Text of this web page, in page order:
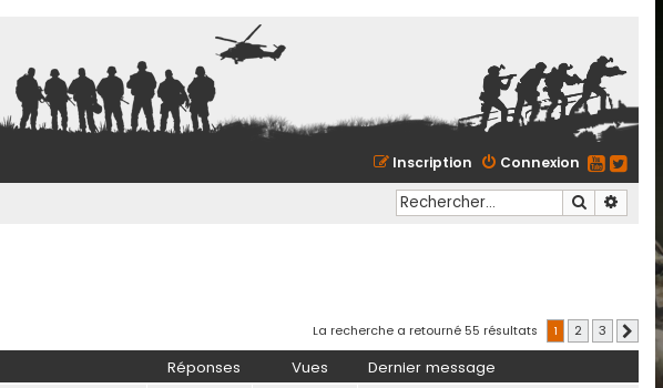
Connexion
Inscription
La recherche a retourné 55 résultats 1 2 3
Réponses Vues Dernier message